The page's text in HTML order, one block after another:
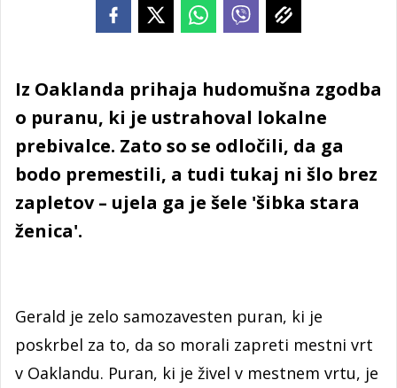
Iz Oaklanda prihaja hudomušna zgodba
o puranu, ki je ustrahoval lokalne
prebivalce. Zato so se odločili, da ga
bodo premestili, a tudi tukaj ni šlo brez
zapletov – ujela ga je šele 'šibka stara
ženica'.
Gerald je zelo samozavesten puran, ki je
poskrbel za to, da so morali zapreti mestni vrt
v Oaklandu. Puran, ki je živel v mestnem vrtu, je